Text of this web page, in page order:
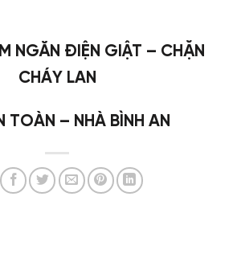
NGĂN ĐIỆN GIẬT – CHẶN
CHÁY LAN
TOÀN – NHÀ BÌNH AN